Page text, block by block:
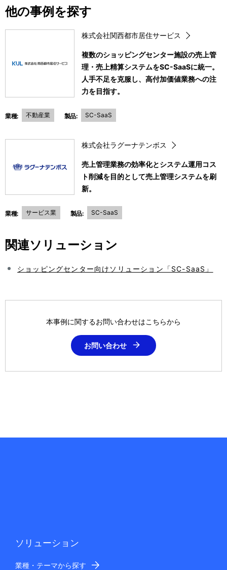
他の事例を探す
株式会社関西都市居住サービス
複数のショッピングセンター施設の売上管
理・売上精算システムをSC-SaaSに統一。
人手不足を克服し、高付加価値業務への注
力を目指す。
業種: 不動産業 製品: SC-SaaS
株式会社ラグーナテンボス
売上管理業務の効率化とシステム運用コス
ト削減を目的として売上管理システムを刷
新。
業種: サービス業 製品: SC-SaaS
関連ソリューション
ショッピングセンター向けソリューション「SC-SaaS」
本事例に関するお問い合わせはこちらから
お問い合わせ
ソリューション
業種・テーマから探す